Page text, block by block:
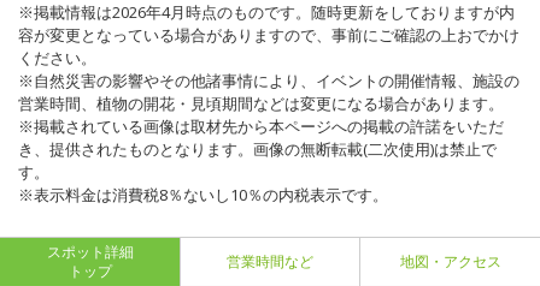
※掲載情報は2026年4月時点のものです。随時更新をしておりますが内
容が変更となっている場合がありますので、事前にご確認の上おでかけ
ください。
※自然災害の影響やその他諸事情により、イベントの開催情報、施設の
営業時間、植物の開花・見頃期間などは変更になる場合があります。
※掲載されている画像は取材先から本ページへの掲載の許諾をいただ
き、提供されたものとなります。画像の無断転載(二次使用)は禁止で
す。
※表示料金は消費税8％ないし10％の内税表示です。
スポット詳細
トップ
営業時間など 地図・アクセス